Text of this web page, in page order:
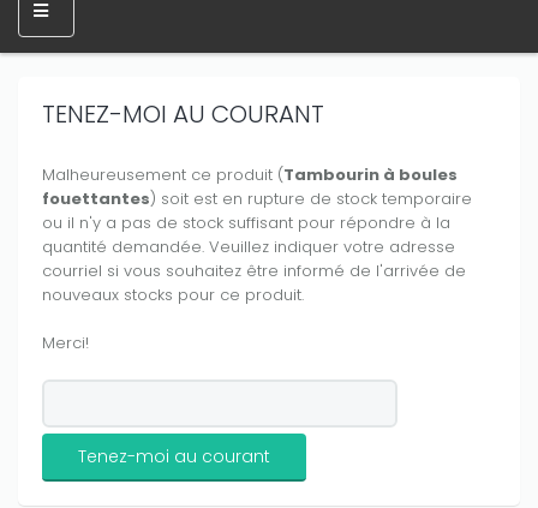
TENEZ-MOI AU COURANT
Malheureusement ce produit (Tambourin à boules
fouettantes) soit est en rupture de stock temporaire
ou il n'y a pas de stock suffisant pour répondre à la
quantité demandée. Veuillez indiquer votre adresse
courriel si vous souhaitez être informé de l'arrivée de
nouveaux stocks pour ce produit.
Merci!